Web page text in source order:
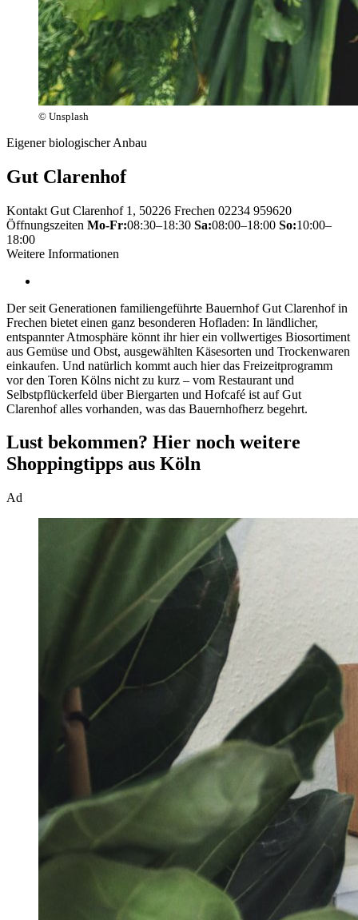
© Unsplash
Eigener biologischer Anbau
Gut Clarenhof
Kontakt Gut Clarenhof 1, 50226 Frechen 02234 959620
Öffnungszeiten Mo-Fr:08:30–18:30 Sa:08:00–18:00 So:10:00–
18:00
Weitere Informationen
Der seit Generationen familiengeführte Bauernhof Gut Clarenhof in
Frechen bietet einen ganz besonderen Hofladen: In ländlicher,
entspannter Atmosphäre könnt ihr hier ein vollwertiges Biosortiment
aus Gemüse und Obst, ausgewählten Käsesorten und Trockenwaren
einkaufen. Und natürlich kommt auch hier das Freizeitprogramm
vor den Toren Kölns nicht zu kurz – vom Restaurant und
Selbstpflückerfeld über Biergarten und Hofcafé ist auf Gut
Clarenhof alles vorhanden, was das Bauernhofherz begehrt.
Lust bekommen? Hier noch weitere
Shoppingtipps aus Köln
Ad